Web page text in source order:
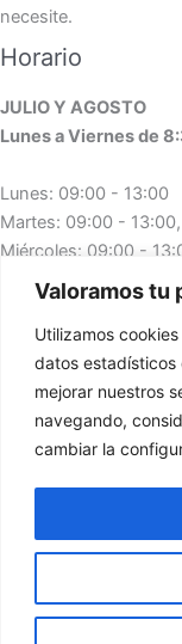
Valoramos tu
Utilizamos
datos estadísticos
mejorar nuestros
navegando,
cambiar la
necesite.
Horario
JULIO Y AGOSTO
Lunes a Viernes de
Lunes: 09:00 - 13:00
Martes: 09:00 -
Miércoles: 09:00 -
Jueves: 09:00 -
Viernes: 09:00 - 13:00
Enlaces de
Política de Privacidad
Política de Cookies